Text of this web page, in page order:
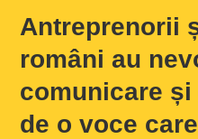
Antreprenorii
români au
comunicare
de o voce